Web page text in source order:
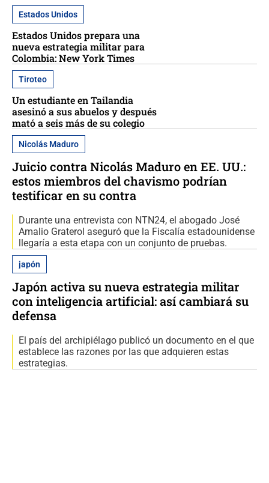
Estados Unidos
Estados Unidos prepara una
nueva estrategia militar para
Colombia: New York Times
Tiroteo
Un estudiante en Tailandia
asesinó a sus abuelos y después
mató a seis más de su colegio
Nicolás Maduro
Juicio contra Nicolás Maduro en EE. UU.:
estos miembros del chavismo podrían
testificar en su contra
Durante una entrevista con NTN24, el abogado José
Amalio Graterol aseguró que la Fiscalía estadounidense
llegaría a esta etapa con un conjunto de pruebas.
japón
Japón activa su nueva estrategia militar
con inteligencia artificial: así cambiará su
defensa
El país del archipiélago publicó un documento en el que
establece las razones por las que adquieren estas
estrategias.